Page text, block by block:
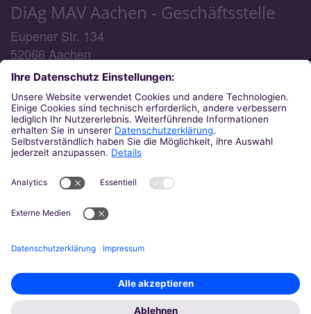
DiAg MAV Aachen - Geschäftsstelle
Eupener Str. 134
52066 Aachen
Telefon: 0241/6000 48 - 0 (Geschäftsstelle) / -3
(MAV-Rechtsberatung)
E-Mail: diag-mav@bistum-aachen.de
Telefon-Servicezeiten:
Montag: 09:00 - 15:30 Uhr
Mittwoch: 14:00 - 17:00 Uhr
Donnerstag: 09:00 - 15:30 Uhr
Freitag: 09:00 - 12:00 Uhr
Am 19.8.2026 findet keine Rechtsberatung statt.
© Bistum Aachen Impressum Datenschutz